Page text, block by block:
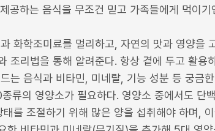
공하는 음식을 무조건 믿고 가족들에게 먹이
화학조미료를 멀리하고, 자연의 맛과 영양을
조리법을 통해 알려준다. 항상 곁에 두고 활용
는 음식과 비타민, 미네랄, 기능 성분 등 궁금
류의 영양소가 필요하다. 영양소 중에서도 단
를 조절하기 위해 많은 양을 섭취해야 하며,